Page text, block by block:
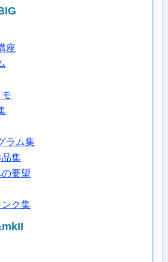
座
ラム集
品集
要望
ク集